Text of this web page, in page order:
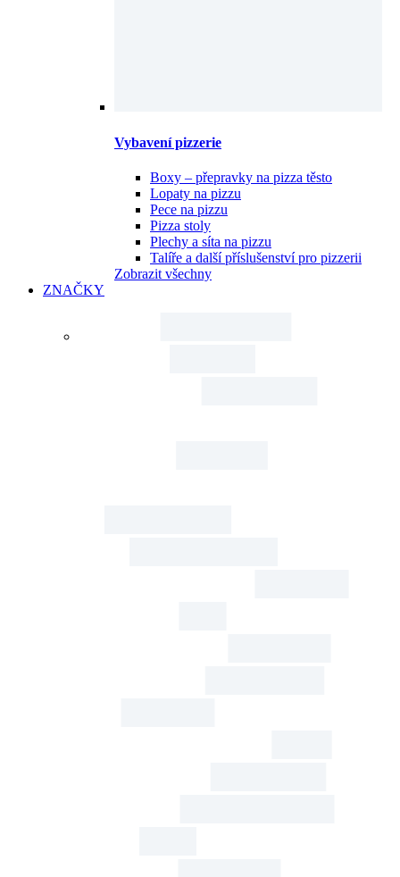
Vybavení pizzerie
Boxy – přepravky na pizza těsto
Lopaty na pizzu
Pece na pizzu
Pizza stoly
Plechy a síta na pizzu
Talíře a další příslušenství pro pizzerii
Zobrazit všechny
ZNAČKY